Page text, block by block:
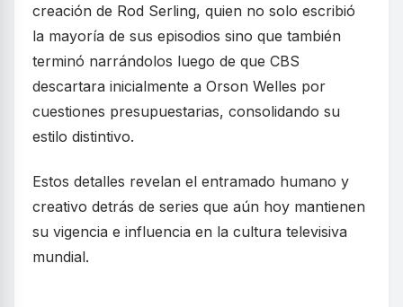
creación de Rod Serling, quien no solo escribió
la mayoría de sus episodios sino que también
terminó narrándolos luego de que CBS
descartara inicialmente a Orson Welles por
cuestiones presupuestarias, consolidando su
estilo distintivo.
Estos detalles revelan el entramado humano y
creativo detrás de series que aún hoy mantienen
su vigencia e influencia en la cultura televisiva
mundial.